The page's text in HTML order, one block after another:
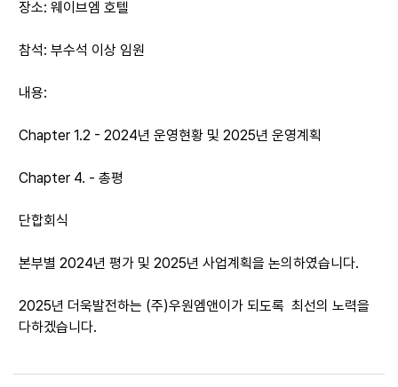
장소: 웨이브엠 호텔
참석: 부수석 이상 임원
내용:
Chapter 1.2 - 2024년 운영현황 및 2025년 운영계획
Chapter 4. - 총평
단합회식
본부별 2024년 평가 및 2025년 사업계획을 논의하였습니다.
2025년 더욱발전하는 (주)우원엠앤이가 되도록 최선의 노력을
다하겠습니다.